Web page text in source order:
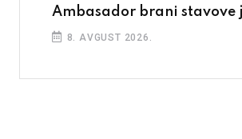
Ambasador brani stavove
8. AVGUST 2026.